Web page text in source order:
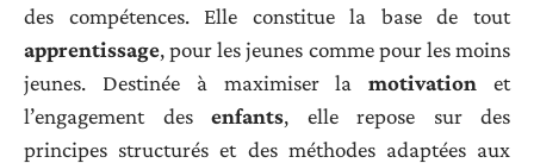
des compétences. Elle constitue la base de tout
apprentissage, pour les jeunes comme pour les moins
jeunes. Destinée à maximiser lamotivation et
l’engagement des enfants, elle repose sur des
principes structurés et des méthodes adaptées aux